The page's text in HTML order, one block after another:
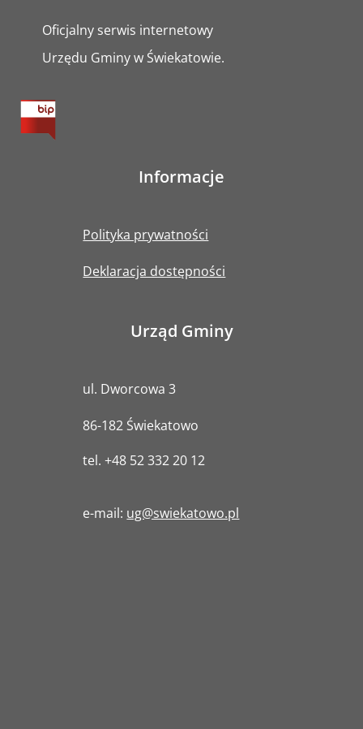
Oficjalny serwis internetowy
Urzędu Gminy w Świekatowie.
Informacje
Polityka prywatności
Deklaracja dostępności
Urząd Gminy
ul. Dworcowa 3
86-182 Świekatowo
tel.+48 52 332 20 12
e-mail: ug@swiekatowo.pl